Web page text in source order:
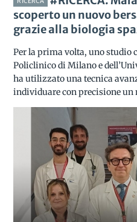
scoperto un nuovo
grazie alla biologia
Per la prima volta, uno studio
Policlinico di Milano e
ha utilizzato una tecnica
individuare con precisione un